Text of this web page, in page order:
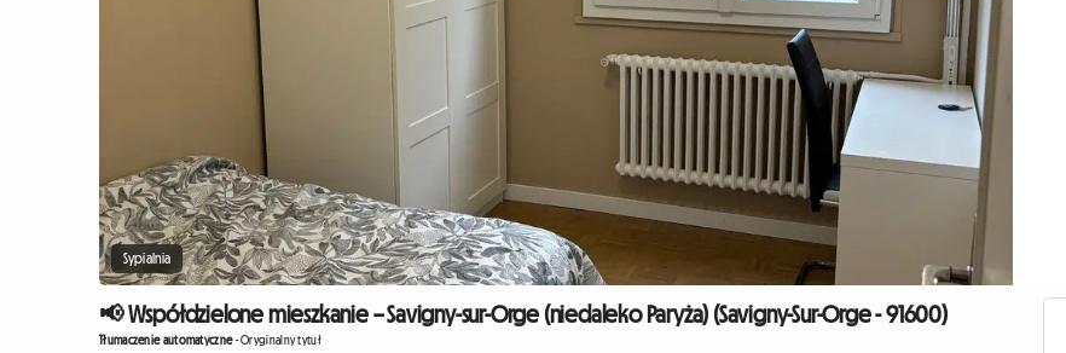
Sypialnia
📢 Współdzielone mieszkanie – Savigny-sur-Orge (niedaleko Paryża) (Savigny-Sur-Orge - 91600)
Tłumaczenie automatyczne-Oryginalny tytuł